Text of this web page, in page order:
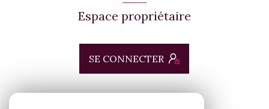
Espace propriétaire
SE CONNECTER